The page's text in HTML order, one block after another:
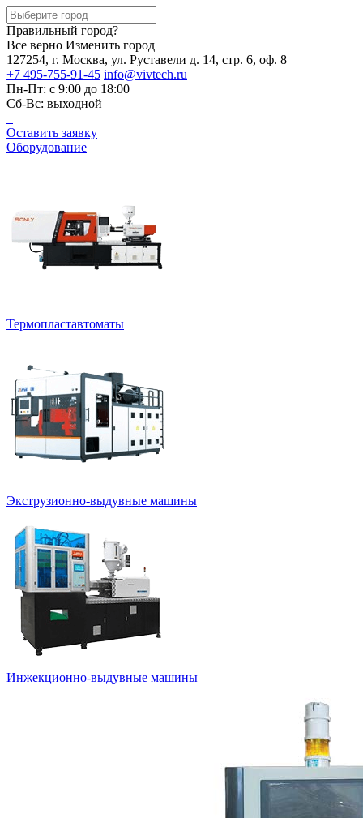
Правильный город?
Все верно Изменить город
127254, г. Москва, ул. Руставели д. 14, стр. 6, оф. 8
+7 495-755-91-45 info@vivtech.ru
Пн-Пт: с 9:00 до 18:00
Сб-Вс: выходной
Оставить заявку
Оборудование
Термопластавтоматы
Экструзионно-выдувные машины
Инжекционно-выдувные машины